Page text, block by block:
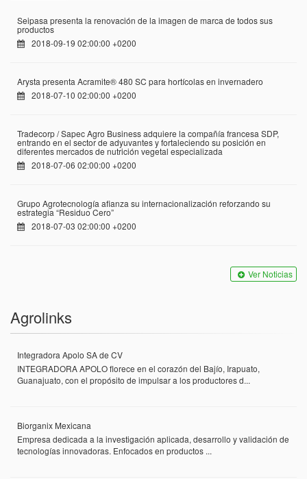
Seipasa presenta la renovación de la imagen de marca de todos sus
productos
2018-09-19 02:00:00 +0200
Arysta presenta Acramite® 480 SC para hortícolas en invernadero
2018-07-10 02:00:00 +0200
Tradecorp / Sapec Agro Business adquiere la compañía francesa SDP,
entrando en el sector de adyuvantes y fortaleciendo su posición en
diferentes mercados de nutrición vegetal especializada
2018-07-06 02:00:00 +0200
Grupo Agrotecnología afianza su internacionalización reforzando su
estrategia “Residuo Cero”
2018-07-03 02:00:00 +0200
Ver Noticias
Agrolinks
Integradora Apolo SA de CV
INTEGRADORA APOLO florece en el corazón del Bajío, Irapuato,
Guanajuato, con el propósito de impulsar a los productores d...
Biorganix Mexicana
Empresa dedicada a la investigación aplicada, desarrollo y validación de
tecnologías innovadoras. Enfocados en productos ...